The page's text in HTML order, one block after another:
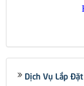
Dịch Vụ Lắp